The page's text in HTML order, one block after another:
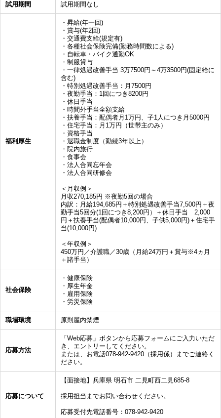
試用期間 試用期間なし
福利厚生
・昇給(年一回)
・賞与(年2回)
・交通費支給(規定有)
・各種社会保険完備(勤務時間数による)
・自転車・バイク通勤OK
・制服貸与
・一律処遇改善手当 3万7500円～4万3500円(固定給に
含む)
・特別処遇改善手当：月7500円
・夜勤手当：1回につき8200円
・休日手当
・時間外手当全額支給
・扶養手当：配偶者月1万円、子1人につき月5000円
・住宅手当：月1万円（世帯主のみ）
・資格手当
・退職金制度（勤続3年以上）
・院内旅行
・食事会
・法人合同忘年会
・法人合同研修会
＜月収例＞
月収270,185円 ※夜勤5回の場合
内訳：月給194,685円＋特別処遇改善手当7,500円＋夜
勤手当5回分(1回につき8,200円）＋休日手当 2,000
円＋扶養手当(配偶者10,000円、子供5,000円)＋住宅手
当(10,000円)
＜年収例＞
450万円／介護職／30歳（月給24万円＋賞与※4ヵ月
＋諸手当）
社会保険
・健康保険
・厚生年金
・雇用保険
・労災保険
職場環境 原則屋内禁煙
応募方法
「Web応募」ボタンから応募フォームにご入力いただ
き、エントリーしてください。
または、お電話078-942-9420（採用係）までご連絡く
ださい。
応募について
【面接地】兵庫県 明石市 二見町西二見685-8
採用担当までお問い合わせください。
応募受付先電話番号：078-942-9420